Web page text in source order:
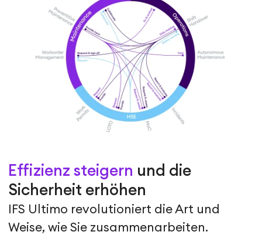
Effizienz steigern und die
Sicherheit erhöhen
IFS Ultimo revolutioniert die Art und
Weise, wie Sie zusammenarbeiten.